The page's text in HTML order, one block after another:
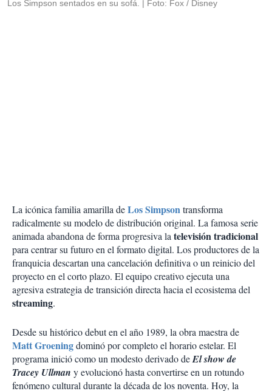
Los Simpson sentados en su sofá. Foto: Fox / Disney
La icónica familia amarilla deLos Simpsontransforma
radicalmente su modelo de distribución original. La famosa serie
animada abandona de forma progresiva latelevisión tradicional
para centrar su futuro en el formato digital. Los productores de la
franquicia descartan una cancelación definitiva o un reinicio del
proyecto en el corto plazo. El equipo creativo ejecuta una
agresiva estrategia de transición directa hacia el ecosistema del
streaming.
Desde su histórico debut en el año 1989, la obra maestra de
Matt Groeningdominó por completo el horario estelar. El
programa inició como un modesto derivado deEl show de
Tracey Ullman y evolucionó hasta convertirse en un rotundo
fenómeno cultural durante la década de los noventa. Hoy, la